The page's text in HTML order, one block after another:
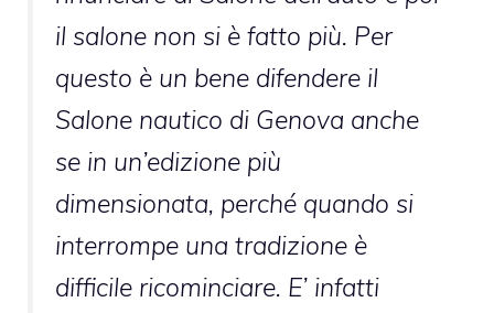
il salone non si è fatto più. Per
questo è un bene difendere il
Salone nautico di Genova anche
se in un’edizione più
dimensionata, perché quando si
interrompe una tradizione è
difficile ricominciare. E’ infatti